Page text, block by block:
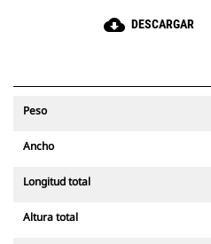
cloud_download DESCARGAR
Peso
Ancho
Longitud total
Altura total